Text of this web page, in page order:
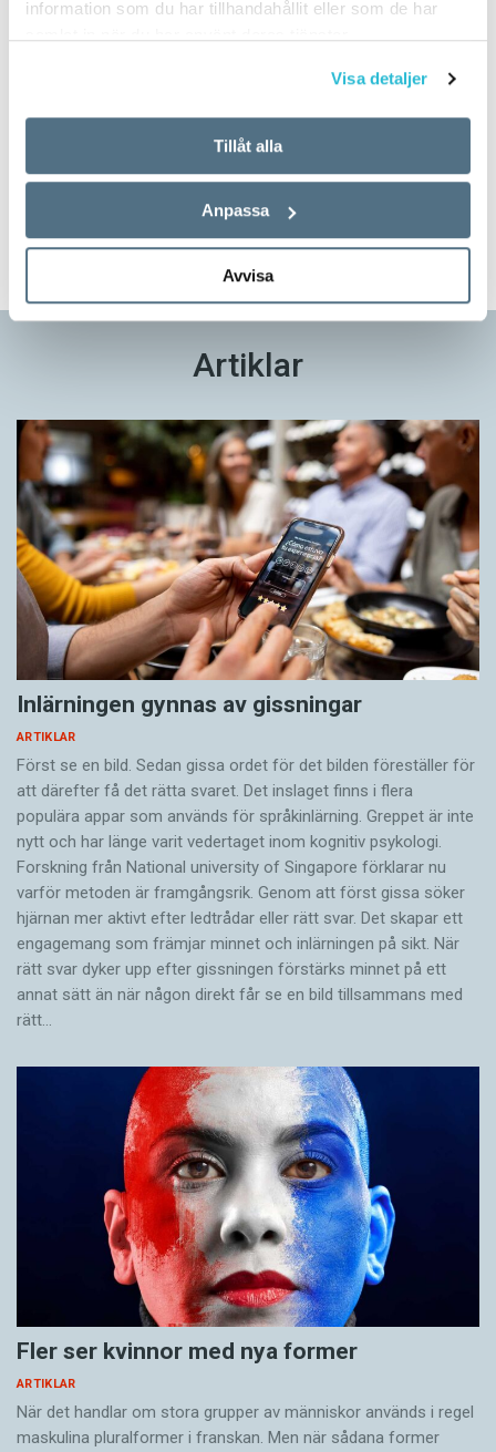
information som du har tillhandahållit eller som de har
Visa detaljer
Tillåt alla
Anpassa
Avvisa
Prova på!
Tidningen i brevlådan plus tillgång till webben och digital
läsning med vår app
TVÅ NUMMER FÖR 129 KR!
Artiklar
Inlärningen gynnas av gissningar
ARTIKLAR
Först se en bild. Sedan gissa ordet för det bilden föreställer för
att därefter få det rätta svaret. Det inslaget finns i flera
populära appar som används för språkinlärning. Greppet är inte
nytt och har länge varit vedertaget inom kognitiv psykologi.
Forskning från National university of Singa­pore förklarar nu
varför metoden är framgångsrik. Genom att först gissa ­söker
hjärnan mer aktivt ­efter ledtrådar eller rätt svar. Det skapar ett
engagemang som främjar minnet och inlärningen på sikt. När
rätt svar dyker upp efter gissningen förstärks minnet på ett
annat sätt än när någon direkt får se en bild tillsammans med
rätt…
Fler ser kvinnor med nya former
ARTIKLAR
När det handlar om stora grupper av människor används i regel
maskulina pluralformer i franskan. Men när sådana ­former